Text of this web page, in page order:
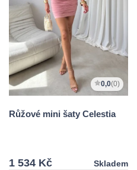
0,0(0)
Růžové mini šaty Celestia
1 534 Kč
Skladem